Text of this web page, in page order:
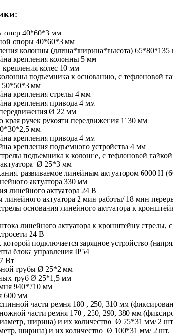
опор 40*60*3 мм
опоры 40*60*3 мм
колонны (длина*ширина*высота) 65*80*135
крепления колонны 5 мм
колес 10 мм
подъемника к основанию, с тефлоновой
50*50*3 мм
крепления стрелы 4 мм
крепления привода 4 мм
Ø 22 мм
края ручек рукояти передвижения 1130 мм
мм
крепления привода 4 мм
крепления подъемного устройства 4 мм
подъемника к колонне, с тефлоновой
Ø 25*3 мм
развиваемое линейным актуатором 6000 Н
актуатора 330 мм
линейного актуатора 24 В
актуатора 2 мин работы/ 18 мин
основания линейного актуатора к
линейного актуатора к кронштейну
24 В
подключается зарядное устройство
блока управления IP54
Вт
трубы Ø 25*2 мм
труб Ø 25*1,5 мм
940*710 мм
600 мм
части ремня 180 , 250, 310 мм
части ремня 170 , 230, 290, 380 мм
ширина) и их количество Ø 75*31 мм/ 2
ширина) и их количество Ø 100*31 мм/ 2 шт.